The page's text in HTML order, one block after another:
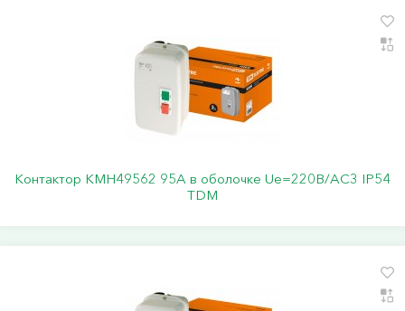
Контактор КМН49562 95А в оболочке Ue=220В/АC3 IP54
TDM